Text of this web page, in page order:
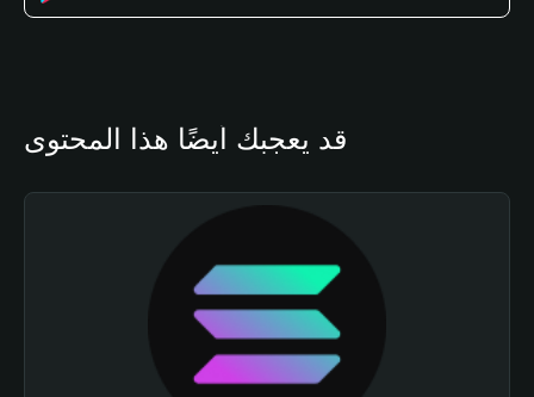
قد يعجبك أيضًا هذا المحتوى